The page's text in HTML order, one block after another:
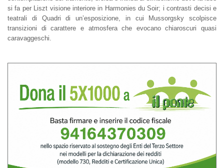
si fa per Liszt visione interiore in Harmonies du Soir; i contrasti decisi e
teatrali di Quadri di un’esposizione, in cui
Mussorgsky scolpisce
transizioni di carattere e atmosfera che evocano chiaroscuri quasi
caravaggeschi.